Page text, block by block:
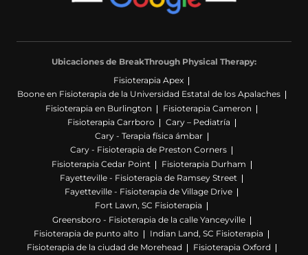
Ubicaciones de BreakThrough Physical Therapy:
Fisioterapia Apex
Boone en Fisioterapia de la Universidad Estatal de los Apalaches
Fisioterapia en Burlington
Fisioterapia Cameron
Fisioterapia Carrboro
Cary – Pediatría
Cary - Terapia física ámbar
Cary - Fisioterapia de Preston Corners
Fisioterapia Cedar Point
Fisioterapia Durham
Fayetteville - Fisioterapia de Ramsey Street
Fayetteville - Fisioterapia de Village Drive
Fort Lawn, SC Fisioterapia
Greensboro - Fisioterapia de la calle Yanceyville
Fisioterapia de punto alto
Indian Land, SC Fisioterapia
Fisioterapia de la ciudad de Morehead
Fisioterapia Oxford